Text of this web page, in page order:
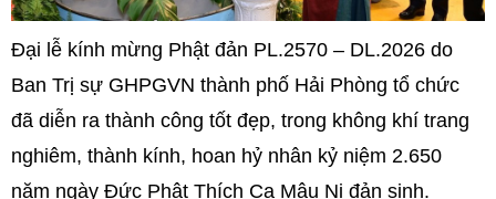
Đại lễ kính mừng Phật đản PL.2570 – DL.2026 do
Ban Trị sự GHPGVN thành phố Hải Phòng tổ chức
đã diễn ra thành công tốt đẹp, trong không khí trang
nghiêm, thành kính, hoan hỷ nhân kỷ niệm 2.650
năm ngày Đức Phật Thích Ca Mâu Ni đản sinh.